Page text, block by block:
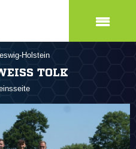
Holstein
TOLK